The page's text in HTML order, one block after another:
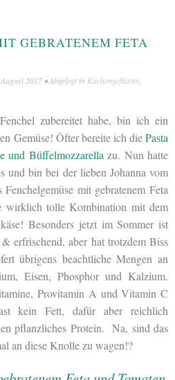
GEBRATENEM FETA
2017 • Abgelegt in Küchengeflüster,
Fenchel zubereitet habe, bin ich ein
Gemüse! Öfter bereite ich diePasta
und Büffelmozzarella zu. Nun hatte
und bin bei der lieben Johanna vom
Fenchelgemüse mit gebratenem Feta
wirklich tolle Kombination mit dem
Besonders jetzt im Sommer ist
erfrischend, aber hat trotzdem Biss
übrigens beachtliche Mengen an
Eisen, Phosphor und Kalzium.
Provitamin A und Vitamin C
kein Fett, dafür aber reichlich
pflanzliches Protein. Na, sind das
an diese Knolle zu wagen!?